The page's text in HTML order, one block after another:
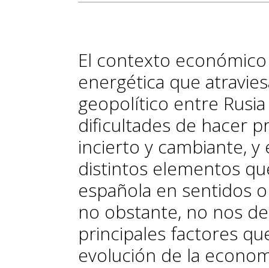
El contexto
energética que
geopolítico entre
dificultades de hacer
incierto y cambiante,
distintos elementos
española en sentidos
no obstante, no nos
principales factores
evolución de la